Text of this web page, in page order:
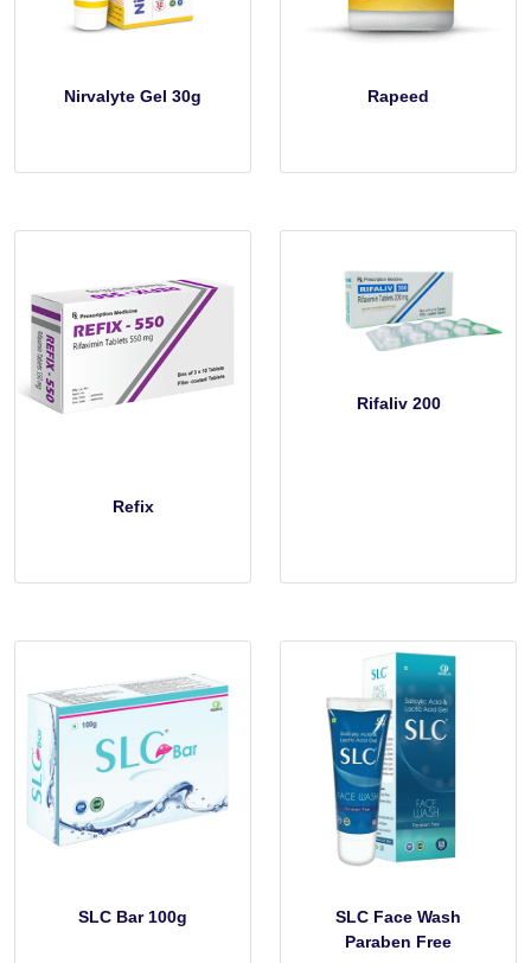
Nirvalyte Gel 30g Rapeed
Refix
Rifaliv 200
SLC Bar 100g
SLC Face Wash
Paraben Free